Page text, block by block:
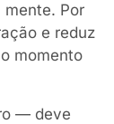
mente. Por
e reduz
momento
— deve